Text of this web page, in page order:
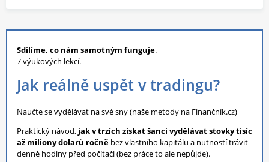
Sdílíme, co nám samotným funguje.
7 výukových lekcí.
Jak reálně uspět v tradingu?
Naučte se vydělávat na své sny (naše metody na Finančník.cz)
Praktický návod, jak v trzích získat šanci vydělávat stovky tisíc
až miliony dolarů ročně bez vlastního kapitálu a nutností trávit
denně hodiny před počítači (bez práce to ale nepůjde).